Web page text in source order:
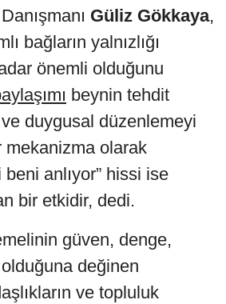
Güliz Gökkaya,
bağların yalnızlığı
önemli olduğunu
beynin tehdit
ve duygusal düzenlemeyi
mekanizma olarak
beni anlıyor” hissi ise
bir etkidir, dedi.
güven, denge,
değinen
ve topluluk